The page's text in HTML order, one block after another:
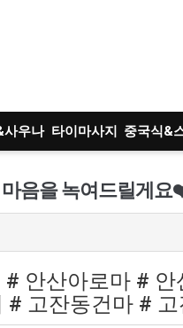
사우나 타이마사지 중국식&
음을 녹여드릴게
안산아로마 #
고잔동건마 #